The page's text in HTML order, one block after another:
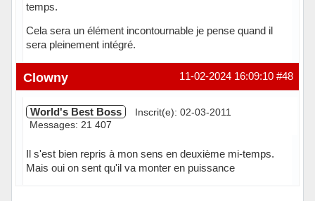
temps.
Cela sera un élément incontournable je pense quand il
sera pleinement intégré.
Hors ligne #48
11-02-2024 16:09:10
Clowny
World's Best Boss
Inscrit(e): 02-03-2011
Messages: 21 407
Il s'est bien repris à mon sens en deuxième mi-temps.
Mais oui on sent qu'il va monter en puissance